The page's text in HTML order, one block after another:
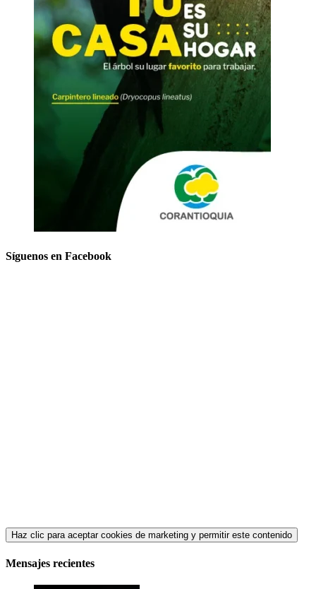
Síguenos en Facebook
Haz clic para aceptar cookies de marketing y permitir este contenido
Mensajes recientes